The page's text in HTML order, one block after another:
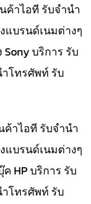
ค้าไอที รับจำนำ
แบรนด์เนมต่างๆ
บริการ รับ
โทรศัพท์ รับ
ค้าไอที รับจำนำ
แบรนด์เนมต่างๆ
HP บริการ รับ
โทรศัพท์ รับ